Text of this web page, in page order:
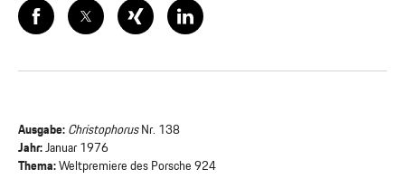
Ausgabe: ChristophorusNr. 138
Jahr:Januar 1976
Thema:Weltpremiere des Porsche 924